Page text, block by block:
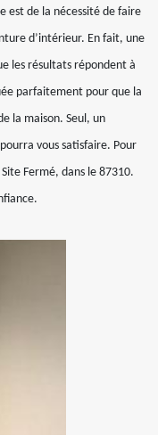
est de la nécessité de faire
d’intérieur. En fait, une
les résultats répondent à
parfaitement pour que la
la maison. Seul, un
vous satisfaire. Pour
Fermé, dans le 87310.